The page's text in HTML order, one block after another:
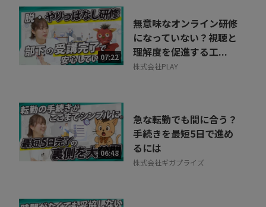
07:22
無意味なオンライン研修
になっていない？視聴と
理解度を促進する工...
株式会社PLAY
06:48
急な転勤でも間に合う？
手続きを最短5日で進め
るには
株式会社ギガプライズ